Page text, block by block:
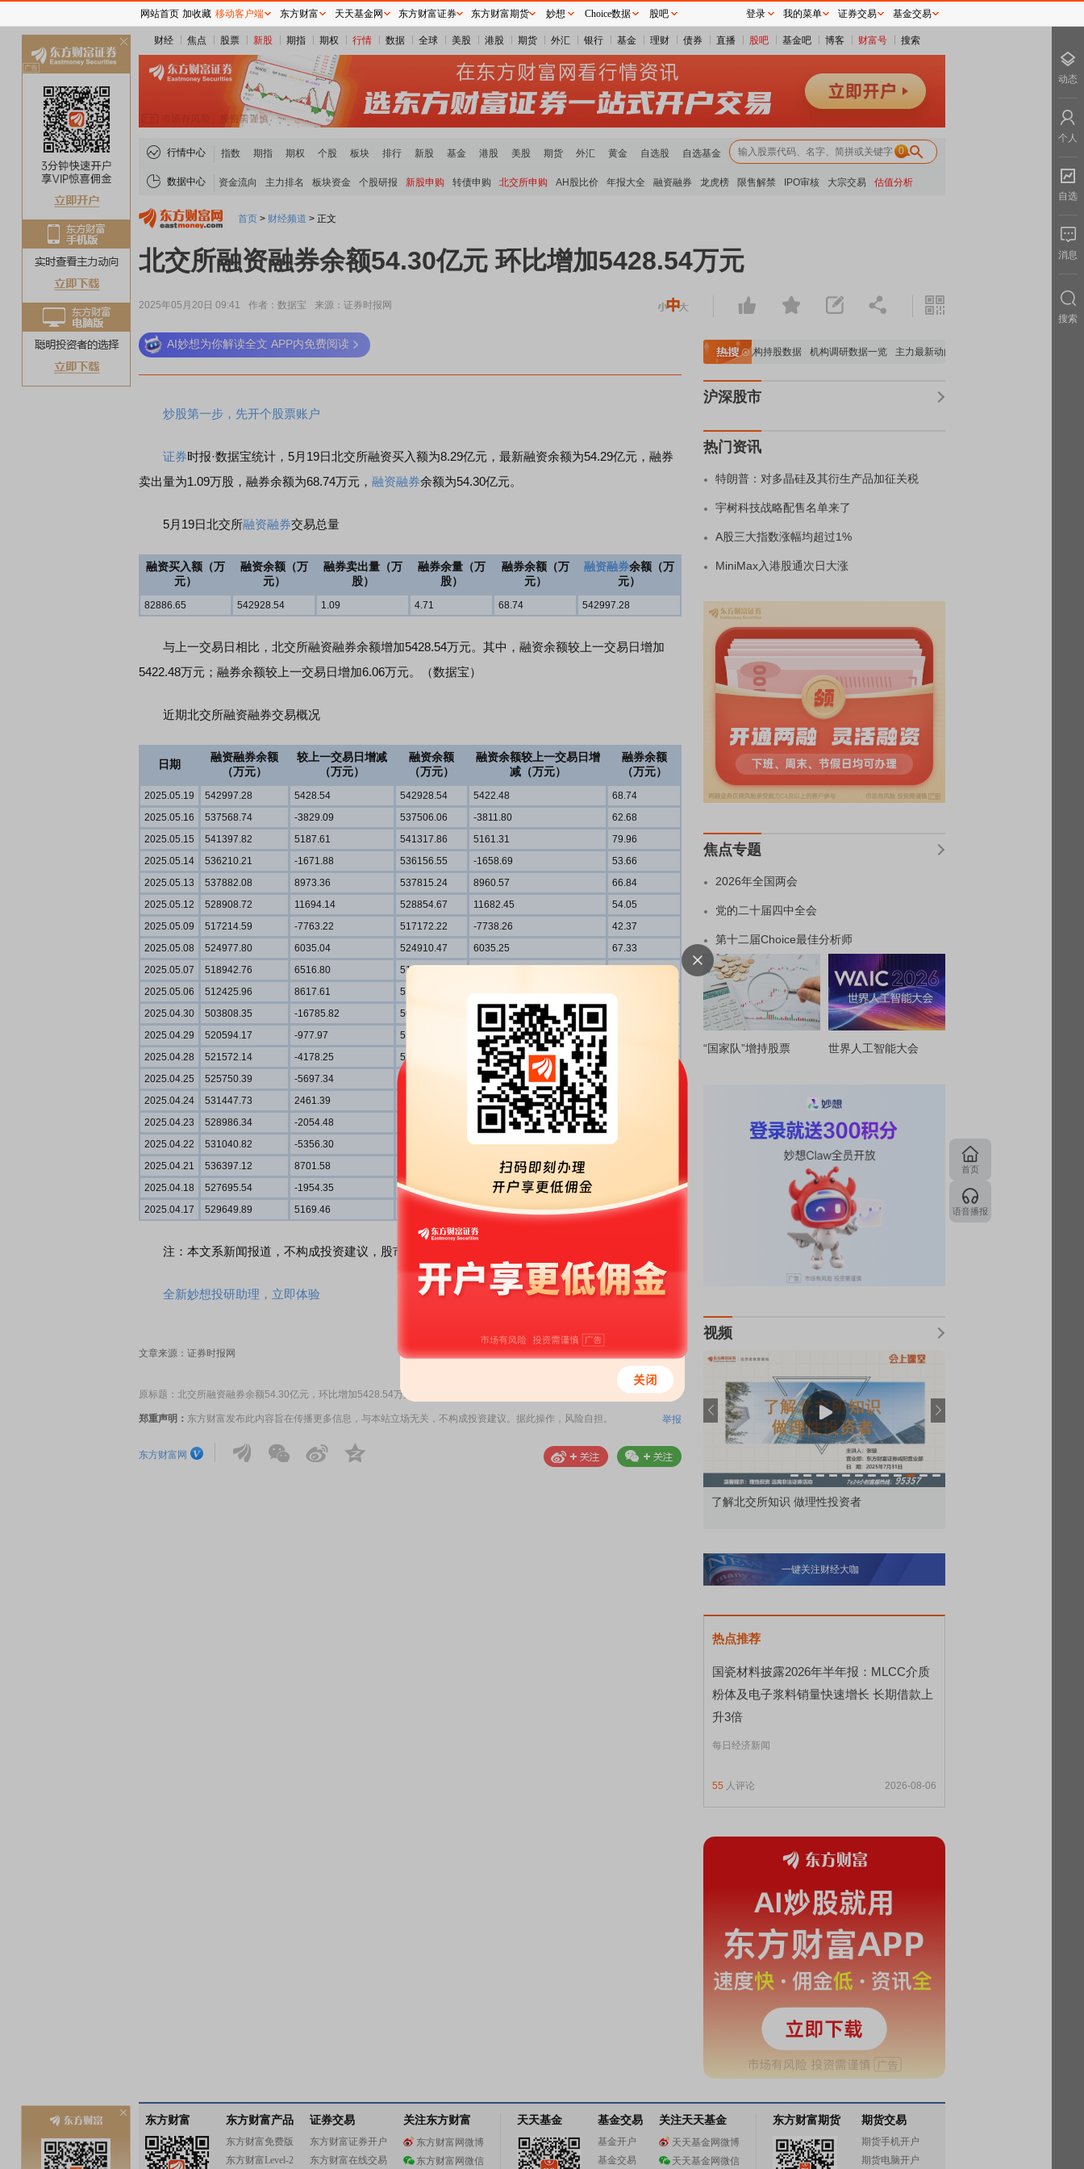
财经 焦点 股票 新股 期指 期权 行情 数据 全球 美股 港股 期货 外汇 银行 基金 理财 债券 直播 股吧 基金吧 博客 财富号 搜索
行情中心 指数 期指 期权 个股 板块 排行 新股 基金 港股 美股 期货 外汇 黄金 自选股 自选基金 0
数据中心 资金流向 主力排名 板块资金 个股研报 新股申购 转债申购 北交所申购 AH股比价 年报大全 融资融券 龙虎榜 限售解禁 IPO审核 大宗交易 估值分析
首页 > 财经频道 > 正文
北交所融资融券余额54.30亿元 环比增加5428.54万元
2025年05月20日 09:41 作者：数据宝 来源：证券时报网
AI妙想为你解读全文 APP内免费阅读
炒股第一步，先开个股票账户
证券时报·数据宝统计，5月19日北交所融资买入额为8.29亿元，最新融资余额为54.29亿元，融券
卖出量为1.09万股，融券余额为68.74万元， 融资融券余额为54.30亿元。
5月19日北交所融资融券交易总量
融资买入额（万
元）
融资余额（万
元）
融券卖出量（万
股）
融券余量（万
股）
融券余额（万
元）
融资融券余额（万
元）
82886.65 542928.54 1.09 4.71 68.74 542997.28
与上一交易日相比，北交所融资融券余额增加5428.54万元。其中，融资余额较上一交易日增加
5422.48万元；融券余额较上一交易日增加6.06万元。（数据宝）
近期北交所融资融券交易概况
日期
融资融券余额
（万元）
较上一交易日增减
（万元）
融资余额
（万元）
融资余额较上一交易日增
减（万元）
融券余额
（万元）
2025.05.19 542997.28 5428.54 542928.54 5422.48
68.74
2025.05.16
537568.74 -3829.09 537506.06 -3811.80
62.68
2025.05.15
541397.82 5187.61 541317.86 5161.31
79.96
2025.05.14
536210.21 -1671.88 536156.55 -1658.69
53.66
2025.05.13
537882.08 8973.36 537815.24 8960.57
66.84
2025.05.12
528908.72 11694.14 528854.67 11682.45
54.05
2025.05.09
517214.59 -7763.22 517172.22 -7738.26
42.37
2025.05.08
524977.80 6035.04 524910.47 6035.25
67.33
2025.05.07
518942.76 6516.80 518875.23
2025.05.06
512425.96 8617.61 512364.99 8620.69
60.97
2025.04.30
503808.35 -16785.82 503744.30 -16802.99
2025.04.29
520594.17 -977.97 520547.29 -954.43
2025.04.28
521572.14 -4178.25 521501.72 -4198.50
2025.04.25
525750.39 -5697.34 -5656.00
2025.04.24
531447.73 2461.39 2459.31
2025.04.23
528986.34 -2054.48 -2038.94
2025.04.22
531040.82 -5356.30 -5376.04
104.98
2025.04.21
536397.12 8701.58 8693.28
2025.04.18
527695.54 -1954.35 527618.60 -1961.15
2025.04.17
529649.89 5169.46 529579.75 5192.80 70.14
注：本文系新闻报道，不构成投资建议，股市有风险，投资需谨慎。
全新妙想投研助理，立即体验
文章来源：证券时报网 责任编辑：43
原标题：北交所融资融券余额54.30亿元，环比增加5428.54万元
郑重声明： 东方财富发布此内容旨在传播更多信息，与本站立场无关，不构成投资建议。据此操作，风险自担。 举报
东方财富网
稀土板块领涨 重要机构持股数据 机构调研数据一览 主力最新动向
沪深股市
热门资讯
特朗普：对多晶硅及其衍生产品加征关税
宇树科技战略配售名单来了
A股三大指数涨幅均超过1%
MiniMax入港股通次日大涨
焦点专题
2026年全国两会
党的二十届四中全会
第十二届Choice最佳分析师
“国家队”增持股票 世界人工智能大会
视频
市价委托那么多种，究竟怎么用？
一键关注财经大咖
热点推荐
国瓷材料披露2026年半年报：MLCC介质
粉体及电子浆料销量快速增长 长期借款上
升3倍
每日经济新闻
55 人评论 2026-08-06
首页
语音播报
东方财富 东方财富产品
东方财富免费版
东方财富Level-2
证券交易
东方财富证券开户
东方财富在线交易
关注东方财富
东方财富网微博
东方财富网微信
天天基金 基金交易
基金开户
基金交易
关注天天基金
天天基金网微博
天天基金网微信
东方财富期货 期货交易
期货手机开户
期货电脑开户
网站首页 加收藏 移动客户端 东方财富 天天基金网 东方财富证券 东方财富期货 妙想 Choice数据 股吧 登录 我的菜单 证券交易 基金交易
动态
个人
自选
消息
搜索
关